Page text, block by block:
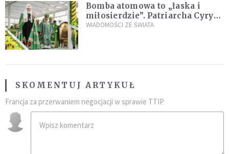
Bomba atomowa to „łaska i
miłosierdzie”. Patriarcha Cyryl
wychwala Putina
WIADOMOŚCI ZE ŚWIATA
SKOMENTUJ ARTYKUŁ
Francja za przerwaniem negocjacji w sprawie TTIP